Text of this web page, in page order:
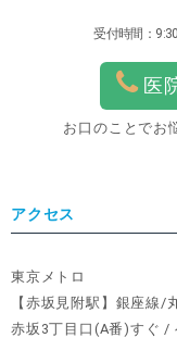
受付時間：
医
お口のことでお
アクセス
東京メトロ
【赤坂見附駅】銀座線/
赤坂3丁目口(A番)すぐ /